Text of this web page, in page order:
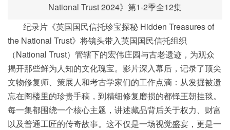
National Trust 2024》第1-2季全12集
纪录片《英国国民信托珍宝探秘 Hidden Treasures of
the National Trust》将镜头带入英国国民信托组织
（National Trust）管辖下的宏伟庄园与古老遗迹，为观众
揭开那些鲜为人知的文化瑰宝。影片深入幕后，记录了顶尖
文物修复师、策展人和考古学家们的工作点滴：从发掘被遗
忘在阁楼里的珍贵手稿，到精细修复磨损的都铎王朝挂毯。
每一集都围绕一个核心主题，讲述藏品背后关于权力、财富
以及普通工匠的传奇故事。这不仅是一场视觉盛宴，更是一